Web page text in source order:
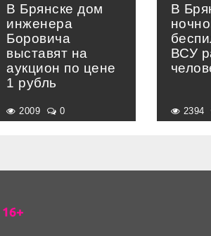
В Брянске дом
инженера
Боровича
выставят на
аукцион по цене
1 рубль
2009 0
В
ВСУ
2394